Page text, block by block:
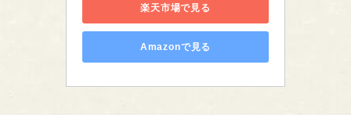
楽天市場で見る
Amazonで見る